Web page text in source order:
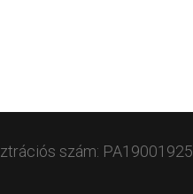
szám: PA19001925